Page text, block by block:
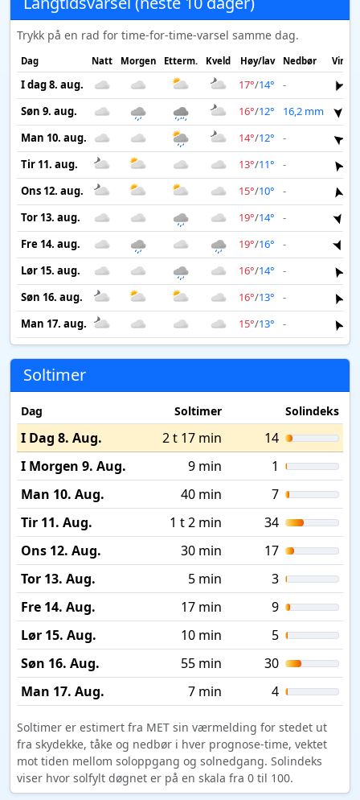
Trykk på en rad for time-for-time-varsel samme dag.
Dag Natt Morgen Etterm. Kveld Høy/lav Nedbør Vind
I dag 8. aug. 17°/14° -
Søn 9. aug.
16°/12° 16,2 mm
Man 10. aug.
14°/12° -
Tir 11. aug.
13°/11° -
Ons 12. aug.
15°/10° -
Tor 13. aug.
19°/14° -
Fre 14. aug.
19°/16° -
Lør 15. aug.
16°/14° -
Søn 16. aug.
16°/13° -
Man 17. aug.
15°/13° -
Soltimer
Dag Soltimer Solindeks
I Dag 8. Aug. 2 t 17 min
14
I Morgen 9. Aug.
9 min
1
Man 10. Aug.
40 min
7
Tir 11. Aug.
1 t 2 min
34
Ons 12. Aug.
30 min
17
Tor 13. Aug.
5 min
3
Fre 14. Aug.
17 min
9
Lør 15. Aug.
10 min
5
Søn 16. Aug.
55 min
30
Man 17. Aug.
7 min 4
Soltimer er estimert fra MET sin værmelding for stedet ut
fra skydekke, tåke og nedbør i hver prognose-time, vektet
mot tiden mellom soloppgang og solnedgang. Solindeks
viser hvor solfylt døgnet er på en skala fra 0 til 100.